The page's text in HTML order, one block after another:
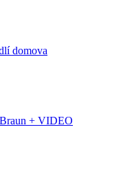
domova
+ VIDEO